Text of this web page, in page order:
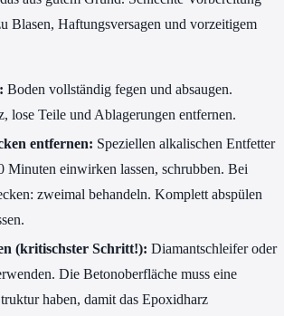
Blasen, Haftungsversagen und vorzeitigem
Boden vollständig fegen und absaugen.
lose Teile und Ablagerungen entfernen.
entfernen: Speziellen alkalischen Entfetter
Minuten einwirken lassen, schrubben. Bei
zweimal behandeln. Komplett abspülen
(kritischster Schritt!): Diamantschleifer oder
Die Betonoberfläche muss eine
haben, damit das Epoxidharz